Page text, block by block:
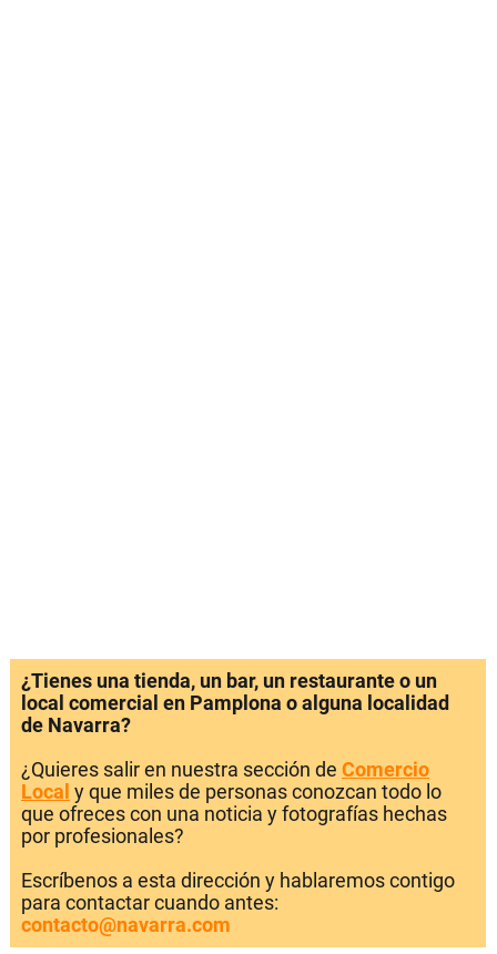
¿Tienes una tienda, un bar, un restaurante o un
local comercial en Pamplona o alguna localidad
de Navarra?
¿Quieres salir en nuestra sección de Comercio
Local y que miles de personas conozcan todo lo
que ofreces con una noticia y fotografías hechas
por profesionales?
Escríbenos a esta dirección y hablaremos contigo
para contactar cuando antes:
contacto@navarra.com